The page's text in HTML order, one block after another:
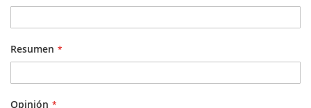
Resumen
Opinión